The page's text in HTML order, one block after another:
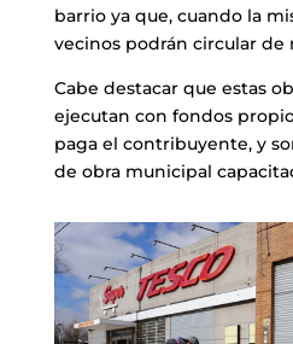
barrio ya que, cuando la
vecinos podrán circular de
Cabe destacar que estas
ejecutan con fondos
paga el contribuyente, y
de obra municipal